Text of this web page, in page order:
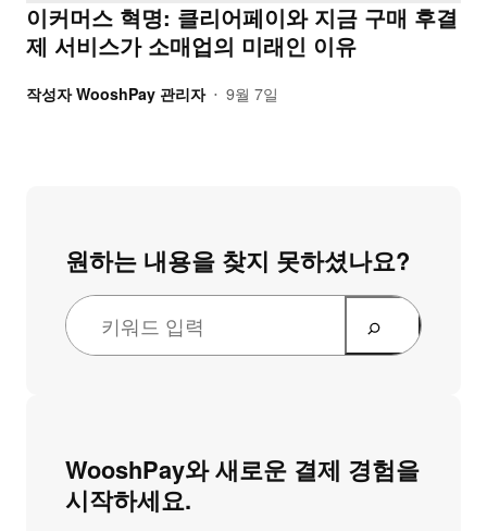
이커머스 혁명: 클리어페이와 지금 구매 후결
제 서비스가 소매업의 미래인 이유
작성자 WooshPay 관리자 • 9월 7일
원하는 내용을 찾지 못하셨나요?
WooshPay와 새로운 결제 경험을
시작하세요.